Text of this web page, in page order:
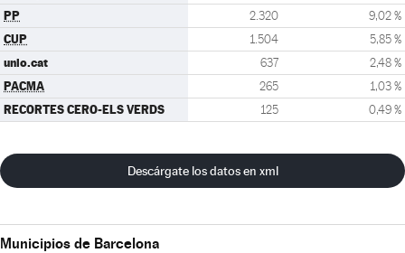
PP 2.320 9,02 %
CUP 1.504 5,85 %
unio.cat 637 2,48 %
PACMA 265 1,03 %
RECORTES CERO-ELS VERDS 125 0,49 %
Descárgate los datos en xml
Municipios de Barcelona